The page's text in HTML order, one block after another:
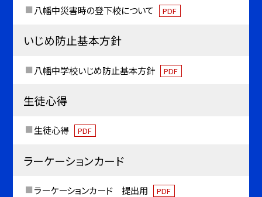
八幡中災害時の登下校について PDF
いじめ防止基本方針
八幡中学校いじめ防止基本方針 PDF
生徒心得
生徒心得 PDF
ラーケーションカード
ラーケーションカード 提出用 PDF